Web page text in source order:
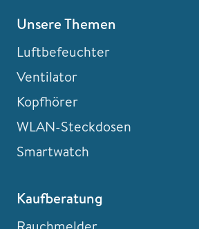
Unsere Themen
Luftbefeuchter
Ventilator
Kopfhörer
WLAN-Steckdosen
Smartwatch
Kaufberatung